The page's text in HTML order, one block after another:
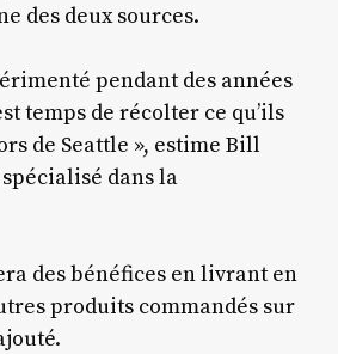
des deux sources.
pendant des années
temps de récolter ce qu’ils
de Seattle », estime Bill
dans la
des bénéfices en livrant en
produits commandés sur